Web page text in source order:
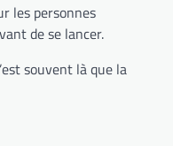
les personnes
de se lancer.
souvent là que la